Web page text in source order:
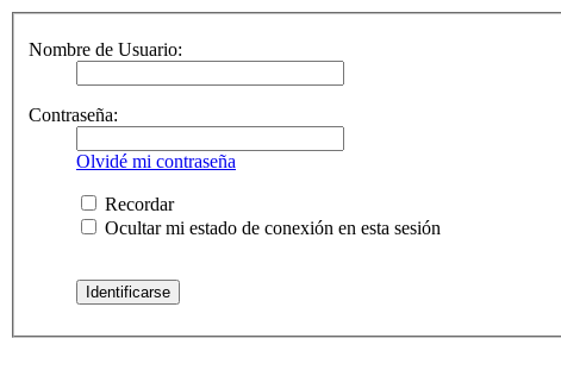
Nombre de Usuario:
Contraseña:
Olvidé mi contraseña
Recordar
Ocultar mi estado de conexión en esta sesión